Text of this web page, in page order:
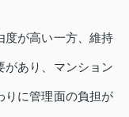
度が高い一方、維持
があり、マンション
りに管理面の負担が